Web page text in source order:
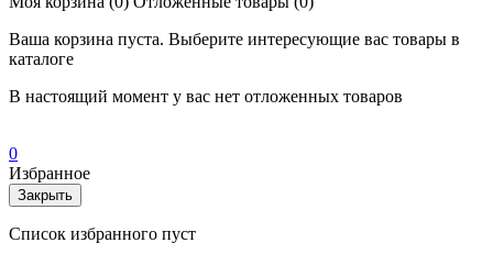
Ваша корзина пуста. Выберите интересующие вас товары в
каталоге
В настоящий момент у вас нет отложенных товаров
0
Избранное
Закрыть
Список избранного пуст